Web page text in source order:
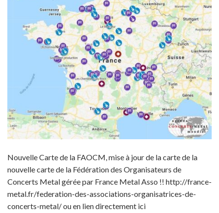
Nouvelle Carte de la FAOCM, mise à jour de la carte de la
nouvelle carte de la Fédération des Organisateurs de
Concerts Metal gérée par France Metal Asso !! http://france-
metal.fr/federation-des-associations-organisatrices-de-
concerts-metal/ ou en lien directement ici